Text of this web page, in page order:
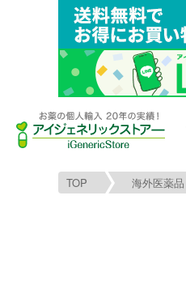
TOP 海外医薬品